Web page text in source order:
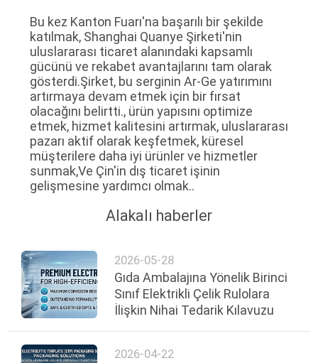
Bu kez Kanton Fuarı'na başarılı bir şekilde
katılmak, Shanghai Quanye Şirketi'nin
uluslararası ticaret alanındaki kapsamlı
gücünü ve rekabet avantajlarını tam olarak
gösterdi.Şirket, bu serginin Ar-Ge yatırımını
artırmaya devam etmek için bir fırsat
olacağını belirtti., ürün yapısını optimize
etmek, hizmet kalitesini artırmak, uluslararası
pazarı aktif olarak keşfetmek, küresel
müşterilere daha iyi ürünler ve hizmetler
sunmak,Ve Çin'in dış ticaret işinin
gelişmesine yardımcı olmak..
Alakalı haberler
2026-05-28
Gıda Ambalajına Yönelik Birinci
Sınıf Elektrikli Çelik Rulolara
İlişkin Nihai Tedarik Kılavuzu
2026-04-22